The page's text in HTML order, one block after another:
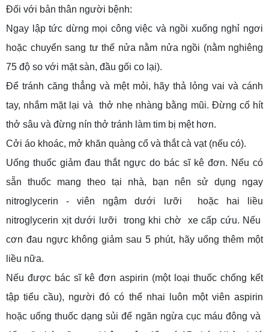
Đối với bản thân người bệnh:
Ngay lập tức dừng mọi công việc và ngồi xuống nghỉ ngơi
hoặc chuyển sang tư thế nửa nằm nửa ngồi (nằm nghiêng
75 độ so với mặt sàn, đầu gối co lại).
Để tránh căng thẳng và mệt mỏi, hãy thả lỏng vai và cánh
tay, nhắm mặt lại và thở nhẹ nhàng bằng mũi. Đừng cố hít
thở sâu và đừng nín thở tránh làm tim bị mệt hơn.
Cởi áo khoác, mở khăn quàng cổ và thắt cà vạt (nếu có).
Uống thuốc giảm đau thắt ngực do bác sĩ kê đơn. Nếu có
sẵn thuốc mang theo tại nhà, bạn nên sử dụng ngay
nitroglycerin - viên ngậm dưới lưỡi hoặc hai liều
nitroglycerin xịt dưới lưỡi trong khi chờ xe cấp cứu. Nếu
cơn đau ngực không giảm sau 5 phút, hãy uống thêm một
liều nữa.
Nếu được bác sĩ kê đơn aspirin (một loại thuốc chống kết
tập tiểu cầu), người đó có thể nhai luôn một viên aspirin
hoặc uống thuốc dạng sủi để ngăn ngừa cục máu đông và